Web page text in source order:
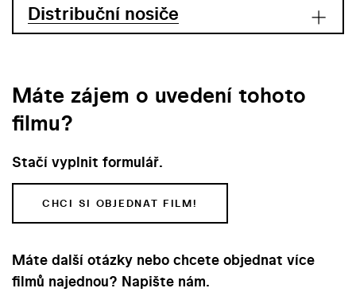
Distribuční nosiče
Máte zájem o uvedení tohoto
filmu?
Stačí vyplnit formulář.
CHCI SI OBJEDNAT FILM!
Máte další otázky nebo chcete objednat více
filmů najednou? Napište nám.